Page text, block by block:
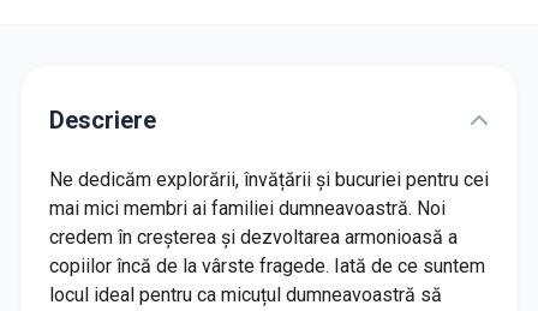
Descriere
Ne dedicăm explorării, învățării și bucuriei pentru cei
mai mici membri ai familiei dumneavoastră. Noi
credem în creșterea și dezvoltarea armonioasă a
copiilor încă de la vârste fragede. Iată de ce suntem
locul ideal pentru ca micuțul dumneavoastră să